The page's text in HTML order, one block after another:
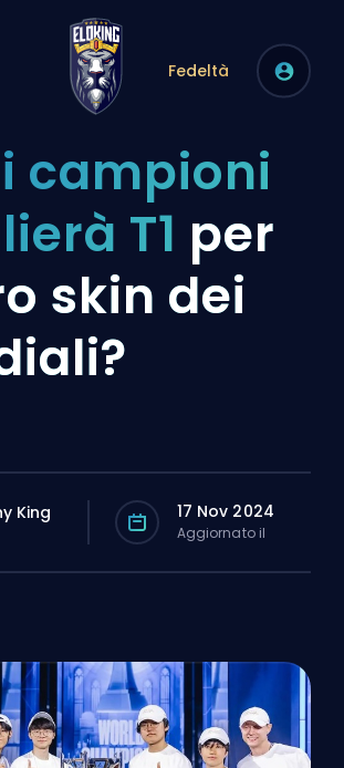
Fedeltà
campioni
T1 per
skin dei
King 17 Nov 2024
Aggiornato il